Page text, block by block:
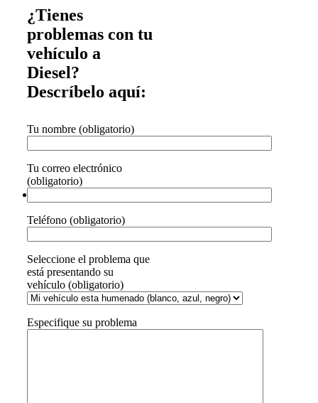
¿Tienes
problemas con tu
vehículo a
Diesel?
Descríbelo aquí:
Tu nombre (obligatorio)
Tu correo electrónico
(obligatorio)
Teléfono (obligatorio)
Seleccione el problema que
está presentando su
vehículo (obligatorio)
Especifique su problema